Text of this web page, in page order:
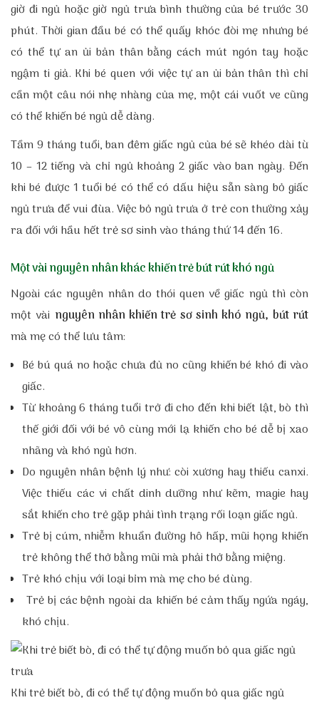
giờ đi ngủ hoặc giờ ngủ trưa bình thường của bé trước 30
phút. Thời gian đầu bé có thể quấy khóc đòi mẹ nhưng bé
có thể tự an ủi bản thân bằng cách mút ngón tay hoặc
ngậm ti giả. Khi bé quen với việc tự an ủi bản thân thì chỉ
cần một câu nói nhẹ nhàng của mẹ, một cái vuốt ve cũng
có thể khiến bé ngủ dễ dàng.
Tầm 9 tháng tuổi, ban đêm giấc ngủ của bé sẽ khéo dài từ
10 – 12 tiếng và chỉ ngủ khoảng 2 giấc vào ban ngày. Đến
khi bé được 1 tuổi bé có thể có dấu hiệu sẵn sàng bỏ giấc
ngủ trưa để vui đùa. Việc bỏ ngủ trưa ở trẻ con thường xảy
ra đối với hầu hết trẻ sơ sinh vào tháng thứ 14 đến 16.
Một vài nguyên nhân khác khiến trẻ bứt rứt khó ngủ
Ngoài các nguyên nhân do thói quen về giấc ngủ thì còn
một vài nguyên nhân khiến trẻ sơ sinh khó ngủ, bứt rứt
mà mẹ có thể lưu tâm:
Bé bú quá no hoặc chưa đủ no cũng khiến bé khó đi vào
giấc.
Từ khoảng 6 tháng tuổi trở đi cho đến khi biết lật, bò thì
thế giới đối với bé vô cùng mới lạ khiến cho bé dễ bị xao
nhãng và khó ngủ hơn.
Do nguyên nhân bệnh lý như: còi xương hay thiếu canxi.
Việc thiếu các vi chất dinh dưỡng như kẽm, magie hay
sắt khiến cho trẻ gặp phải tình trạng rối loạn giấc ngủ.
Trẻ bị cúm, nhiễm khuẩn đường hô hấp, mũi họng khiến
trẻ không thể thở bằng mũi mà phải thở bằng miệng.
Trẻ khó chịu với loại bỉm mà mẹ cho bé dùng.
Trẻ bị các bệnh ngoài da khiến bé cảm thấy ngứa ngáy,
khó chịu.
Khi trẻ biết bò, đi có thể tự động muốn bỏ qua giấc ngủ